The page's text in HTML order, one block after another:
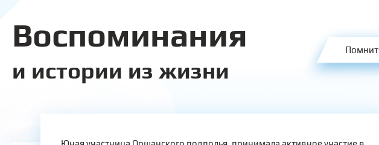
Воспоминания
и истории из жизни
Помнит